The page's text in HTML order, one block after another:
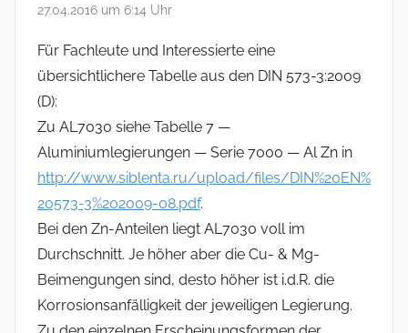
27.04.2016 um 6:14 Uhr
Für Fachleute und Interessierte eine
übersichtlichere Tabelle aus den DIN 573-3:2009
(D):
Zu AL7030 siehe Tabelle 7 —
Aluminiumlegierungen — Serie 7000 — Al Zn in
http://www.siblenta.ru/upload/files/DIN%20EN%
20573-3%202009-08.pdf.
Bei den Zn-Anteilen liegt AL7030 voll im
Durchschnitt. Je höher aber die Cu- & Mg-
Beimengungen sind, desto höher ist i.d.R. die
Korrosionsanfälligkeit der jeweiligen Legierung.